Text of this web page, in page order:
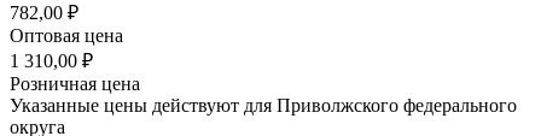
782,00 ₽
Оптовая цена
1 310,00 ₽
Розничная цена
Указанные цены действуют для Приволжского федерального
округа